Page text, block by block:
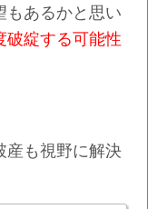
もあるかと思い
破綻する可能性
産も視野に解決